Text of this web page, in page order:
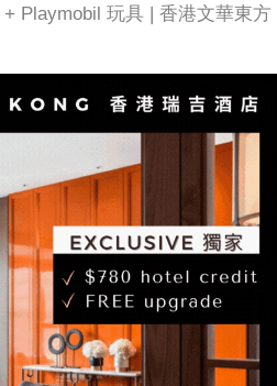
Playmobil 玩具 | 香港文華東方